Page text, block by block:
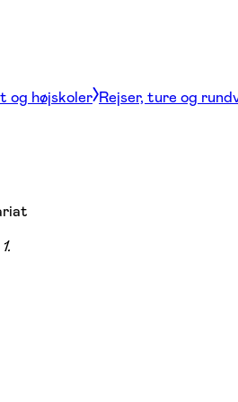
og højskoler Rejser, ture og